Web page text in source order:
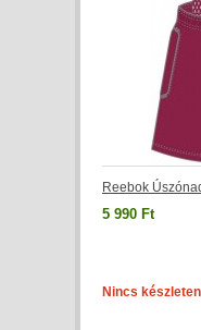
Reebok
5 990 Ft
Nincs készleten